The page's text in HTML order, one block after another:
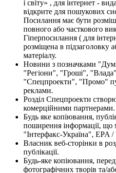
і світу» , для інтернет -
відкрите для пошукових
Посилання має бути
повного або часткового
Гіперпосилання ( для
розміщена в підзаголовку
матеріалу.
Новини з позначками
"Регіони", "Гроші",
"Спецпроекти", "Промо"
реклами.
Розділ Спецпроекти
комерційними партнерами.
Будь яке копіювання,
поширення інформації, що
"Інтерфакс-Україна", EPA /
Власник веб-сторінки в
публікації.
Будь-яке копіювання,
фотографічних творів та/